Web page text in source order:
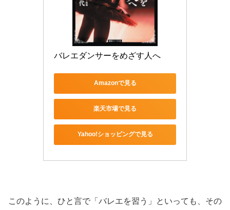
バレエダンサーをめざす人へ
Amazonで見る
楽天市場で見る
Yahoo!ショッピングで見る
このように、ひと言で「バレエを習う」といっても、その